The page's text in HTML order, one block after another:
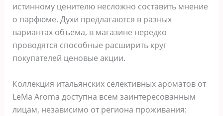
истинному ценителю несложно составить мнение
о парфюме. Духи предлагаются в разных
вариантах объема, в магазине нередко
проводятся способные расширить круг
покупателей ценовые акции.
Коллекция итальянских селективных ароматов от
LeMa Aroma доступна всем заинтересованным
лицам, независимо от региона проживания: